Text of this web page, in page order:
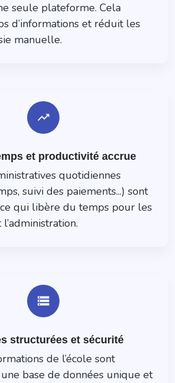
seule plateforme. Cela
d’informations et réduit les
manuelle.
trending_up
et productivité accrue
quotidiennes
suivi des paiements...) sont
qui libère du temps pour les
storage
structurées et sécurité
de l’école sont
base de données unique et